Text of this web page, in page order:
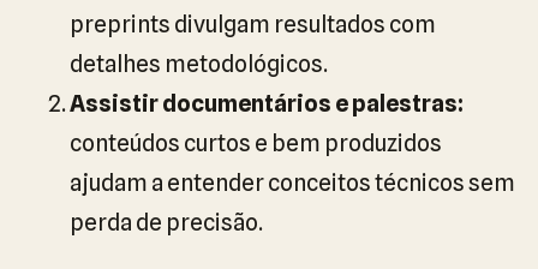
preprints divulgam resultados com
detalhes metodológicos.
Assistir documentários e palestras:
conteúdos curtos e bem produzidos
ajudam a entender conceitos técnicos sem
perda de precisão.